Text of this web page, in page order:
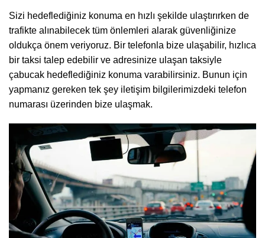
Sizi hedeflediğiniz konuma en hızlı şekilde ulaştırırken de
trafikte alınabilecek tüm önlemleri alarak güvenliğinize
oldukça önem veriyoruz. Bir telefonla bize ulaşabilir, hızlıca
bir taksi talep edebilir ve adresinize ulaşan taksiyle
çabucak hedeflediğiniz konuma varabilirsiniz. Bunun için
yapmanız gereken tek şey iletişim bilgilerimizdeki telefon
numarası üzerinden bize ulaşmak.